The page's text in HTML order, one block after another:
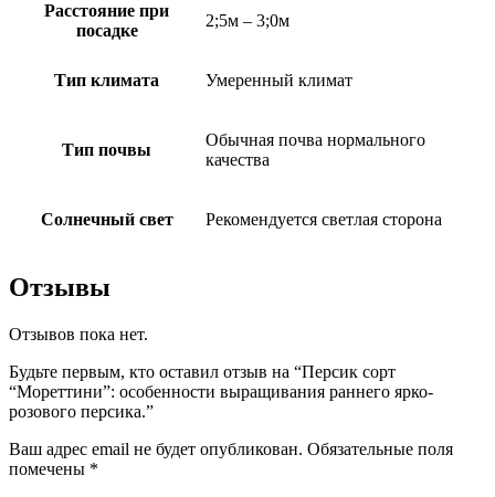
Расстояние при
посадке
2;5м – 3;0м
Тип климата Умеренный климат
Тип почвы
Обычная почва нормального
качества
Солнечный свет Рекомендуется светлая сторона
Отзывы
Отзывов пока нет.
Будьте первым, кто оставил отзыв на “Персик сорт
“Мореттини”: особенности выращивания раннего ярко-
розового персика.”
Ваш адрес email не будет опубликован. Обязательные поля
помечены *